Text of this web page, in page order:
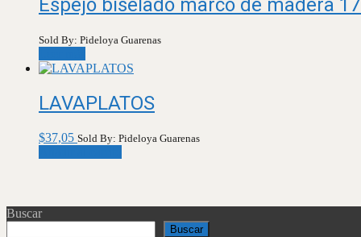
Espejo biselado marco de madera
Sold By: Pideloya Guarenas
LAVAPLATOS
$37,05 Sold By: Pideloya Guarenas
Buscar
Buscar